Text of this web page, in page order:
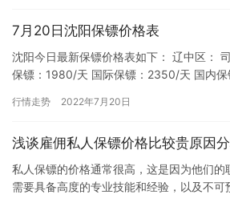
7月20日沈阳保镖价格表
沈阳今日最新保镖价格表如下： 辽中区：
保镖：1980/天 国际保镖：2350/天 国内
行情走势 2022年7月20日
浅谈雇佣私人保镖价格比较贵原因分
私人保镖的价格通常很高，这是因为他们的
需要具备高度的专业技能和经验，以及不